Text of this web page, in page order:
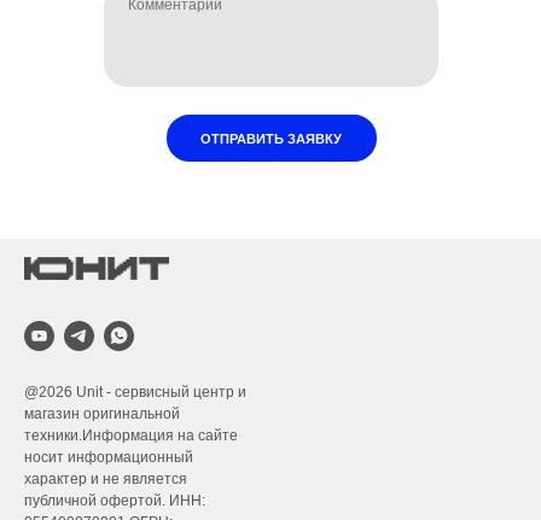
ОТПРАВИТЬ ЗАЯВКУ
@2026 Unit - сервисный центр и
магазин оригинальной
техники.Информация на сайте
носит информационный
характер и не является
публичной офертой. ИНН: